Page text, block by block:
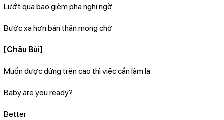
Lướt qua bao gièm pha nghi ngờ
Bước xa hơn bản thân mong chờ
[Châu Bùi]
Muốn được đứng trên cao thì việc cần làm là
Baby are you ready?
Better